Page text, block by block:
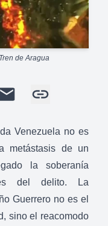
de Aragua
Venezuela no es
metástasis de un
la soberanía
del delito. La
Guerrero no es el
sino el reacomodo